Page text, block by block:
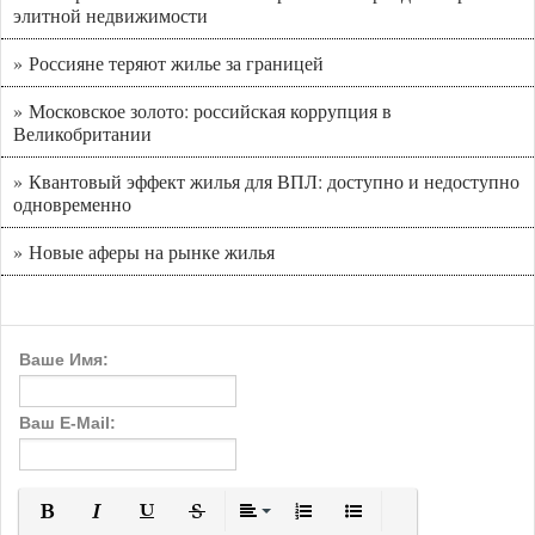
элитной недвижимости
» Россияне теряют жилье за границей
» Московское золото: российская коррупция в
Великобритании
» Квантовый эффект жилья для ВПЛ: доступно и недоступно
одновременно
» Новые аферы на рынке жилья
Ваше Имя:
Ваш E-Mail: